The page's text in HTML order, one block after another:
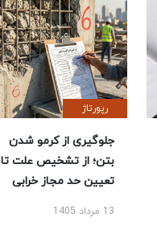
رپورتاژ
جلوگیری از کرمو شدن
بتن؛ از تشخیص علت تا
تعیین حد مجاز خرابی
13 مرداد 1405